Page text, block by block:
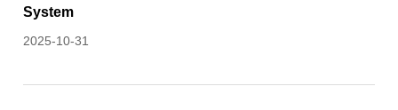
System
2025-10-31